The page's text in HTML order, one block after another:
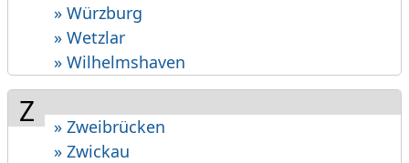
» Würzburg
» Wetzlar
» Wilhelmshaven
Z
» Zweibrücken
» Zwickau